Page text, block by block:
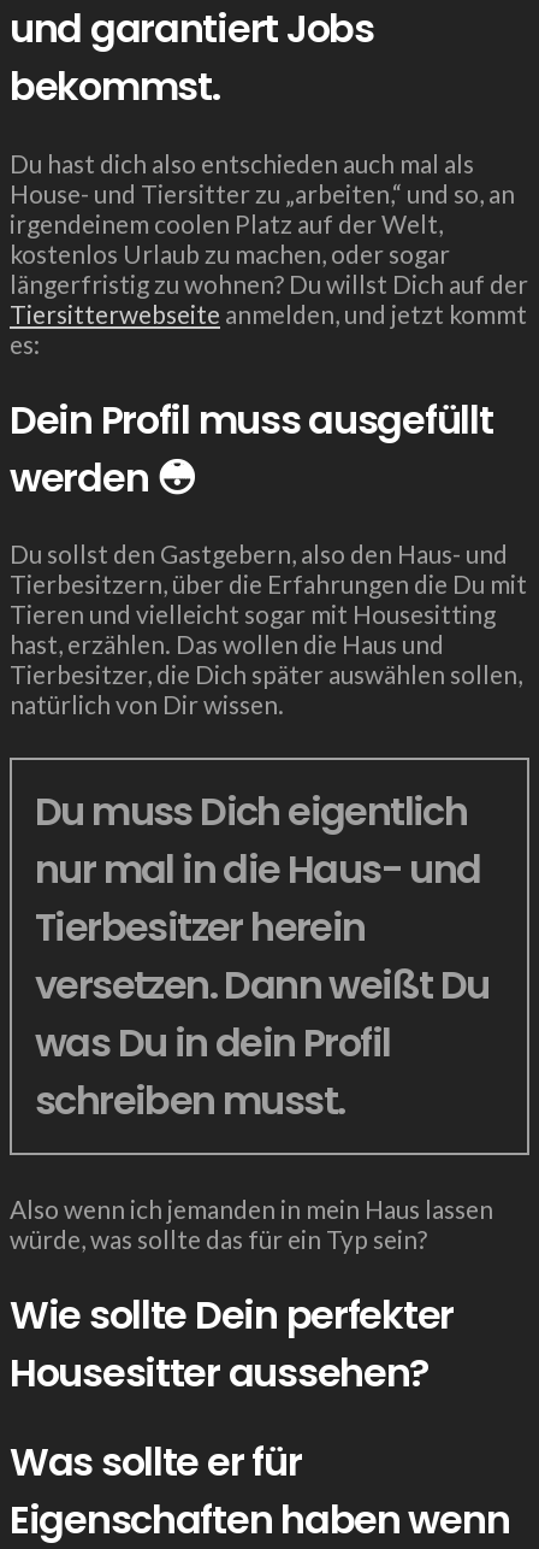
und garantiert Jobs
bekommst.
Du hast dich also entschieden auch mal als
House- und Tiersitter zu „arbeiten,“ und so, an
irgendeinem coolen Platz auf der Welt,
kostenlos Urlaub zu machen, oder sogar
längerfristig zu wohnen? Du willst Dich auf der
Tiersitterwebseite anmelden, und jetzt kommt
es:
Dein Profil muss ausgefüllt
werden 😳
Du sollst den Gastgebern, also den Haus- und
Tierbesitzern, über die Erfahrungen die Du mit
Tieren und vielleicht sogar mit Housesitting
hast, erzählen. Das wollen die Haus und
Tierbesitzer, die Dich später auswählen sollen,
natürlich von Dir wissen.
Du muss Dich eigentlich
nur mal in die Haus- und
Tierbesitzer herein
versetzen. Dann weißt Du
was Du in dein Profil
schreiben musst.
Also wenn ich jemanden in mein Haus lassen
würde, was sollte das für ein Typ sein?
Wie sollte Dein perfekter
Housesitter aussehen?
Was sollte er für
Eigenschaften haben wenn